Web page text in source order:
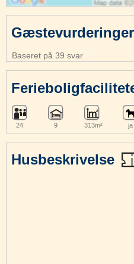
Husbeskrivelse
Gæstevurderinger
Baseret på 39 svar
24 9 313m² ja